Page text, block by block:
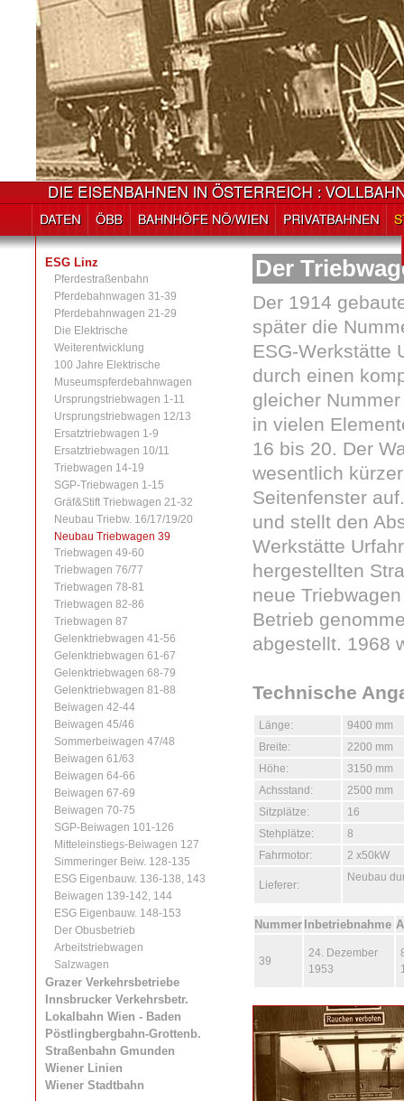
ESG Linz
Pferdestraßenbahn
Pferdebahnwagen 31-39
Pferdebahnwagen 21-29
Die Elektrische
Weiterentwicklung
100 Jahre Elektrische
Museumspferdebahnwagen
Ursprungstriebwagen 1-11
Ursprungstriebwagen 12/13
Ersatztriebwagen 1-9
Ersatztriebwagen 10/11
Triebwagen 14-19
SGP-Triebwagen 1-15
Gräf&Stift Triebwagen 21-32
Neubau Triebw. 16/17/19/20
Neubau Triebwagen 39
Triebwagen 49-60
Triebwagen 76/77
Triebwagen 78-81
Triebwagen 82-86
Triebwagen 87
Gelenktriebwagen 41-56
Gelenktriebwagen 61-67
Gelenktriebwagen 68-79
Gelenktriebwagen 81-88
Beiwagen 42-44
Beiwagen 45/46
Sommerbeiwagen 47/48
Beiwagen 61/63
Beiwagen 64-66
Beiwagen 67-69
Beiwagen 70-75
SGP-Beiwagen 101-126
Mitteleinstiegs-Beiwagen 127
Simmeringer Beiw. 128-135
ESG Eigenbauw. 136-138, 143
Beiwagen 139-142, 144
ESG Eigenbauw. 148-153
Der Obusbetrieb
Arbeitstriebwagen
Salzwagen
Grazer Verkehrsbetriebe
Innsbrucker Verkehrsbetr.
Lokalbahn Wien - Baden
Pöstlingbergbahn-Grottenb.
Straßenbahn Gmunden
Wiener Linien
Wiener Stadtbahn
Der
Der 1914
später die
ESG-Werkstätte
durch einen
gleicher
in vielen
16 bis 20. Der
wesentlich
Seitenfenster
und stellt den
Werkstätte
hergestellten
neue
Betrieb
abgestellt. 1968
Technische
Länge:
9400 mm
Breite:
2200 mm
Höhe:
3150 mm
Achsstand:
2500 mm
Sitzplätze:
16
Stehplätze:
8
Fahrmotor:
2 x50kW
Lieferer:
Neubau
Nummer Inbetriebnahme
39
24. Dezember
1953